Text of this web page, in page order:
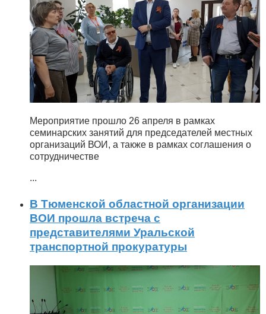
Мероприятие прошло 26 апреля в рамках
семинарских занятий для председателей местных
организаций ВОИ, а также в рамках соглашения о
сотрудничестве
...
В Тюменской областной организации
ВОИ прошла встреча с
представителями Уральской
транспортной прокуратуры